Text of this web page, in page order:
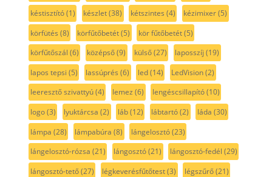
késtisztító(1) készlet(38) kétszintes (4) kézimixer(5)
körfütés (8) körfűtőbetét(5) kör fűtőbetét(5)
körfűtőszál (6) középső(9) külső(27) laposszíj (19)
lapos tepsi (5) lassúprés (6) led(14) LedVision(2)
leeresztő szivattyú(4) lemez (6) lengéscsillapító(10)
logo(3) lyuktárcsa (2) láb(12) lábtartó(2) láda (30)
lámpa (28) lámpabúra (8) lángelosztó(23)
lángelosztó-rózsa (21) lángosztó(21) lángosztó-fedél (29)
lángosztó-tető(27) légkeverésfűtőtest(3) légszűrő(21)